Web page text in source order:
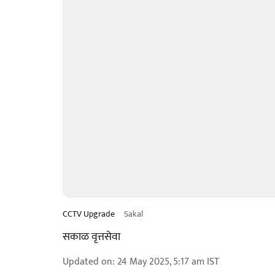
CCTV Upgrade Sakal
सकाळ वृत्तसेवा
Updated on: 24 May 2025, 5:17 am IST